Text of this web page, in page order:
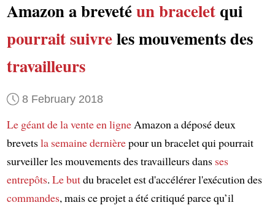
Amazon a brevetéun braceletqui
pourrait suivreles mouvements des
travailleurs
8 February 2018
Le géant de la vente en ligneAmazon a déposé deux
brevetsla semaine dernièrepour un bracelet qui pourrait
surveiller les mouvements des travailleurs dans ses
entrepôts. Le butdu bracelet est d'accélérer l'exécution des
commandes, mais ce projet a été critiqué parce qu’il